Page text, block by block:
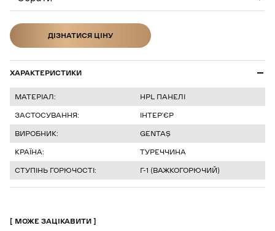
ДІЗНАТИСЯ ЦІНУ
ХАРАКТЕРИСТИКИ
МАТЕРІАЛ:
HPL ПАНЕЛІ
ЗАСТОСУВАННЯ:
ІНТЕР’ЄР
ВИРОБНИК:
GENTAŞ
КРАЇНА:
ТУРЕЧЧИНА
СТУПІНЬ ГОРЮЧОСТІ:
Г-1 (ВАЖКОГОРЮЧИЙ)
МОЖЕ ЗАЦІКАВИТИ